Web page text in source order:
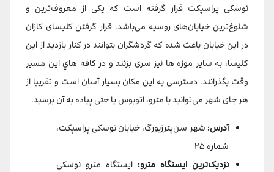
نوسکی پراسپکت قرار گرفته است که یکی از معروف‌ترین و
شلوغ‌ترین خیابان‌های روسیه می‌باشد. قرار گرفتن کلیسای کازان
در این خیابان باعث شده که گردشگران بتوانند در كنار بازديد از اين
كليسا، به ساير موزه ها نيز سری بزنند و در كافه هاي اين مسير
وقت بگذرانند. دسترسی به این مکان بسیار آسان است و تقریبا از
هر جای شهر می‌توانید با مترو، اتوبوس یا حتی پیاده به آن برسید.
آدرس: شهر سن‌پترزبورگ، خیابان نوسکی پراسپکت،
شماره ۲۵
نزدیک‌ترین ایستگاه مترو: ایستگاه مترو نوسکی